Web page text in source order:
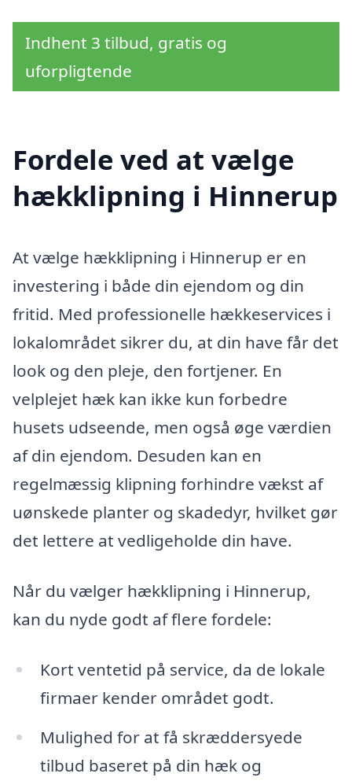
Indhent 3 tilbud, gratis og
uforpligtende
Fordele ved at vælge
hækklipning i Hinnerup
At vælge hækklipning i Hinnerup er en
investering i både din ejendom og din
fritid. Med professionelle hækkeservices i
lokalområdet sikrer du, at din have får det
look og den pleje, den fortjener. En
velplejet hæk kan ikke kun forbedre
husets udseende, men også øge værdien
af din ejendom. Desuden kan en
regelmæssig klipning forhindre vækst af
uønskede planter og skadedyr, hvilket gør
det lettere at vedligeholde din have.
Når du vælger hækklipning i Hinnerup,
kan du nyde godt af flere fordele:
Kort ventetid på service, da de lokale
firmaer kender området godt.
Mulighed for at få skræddersyede
tilbud baseret på din hæk og